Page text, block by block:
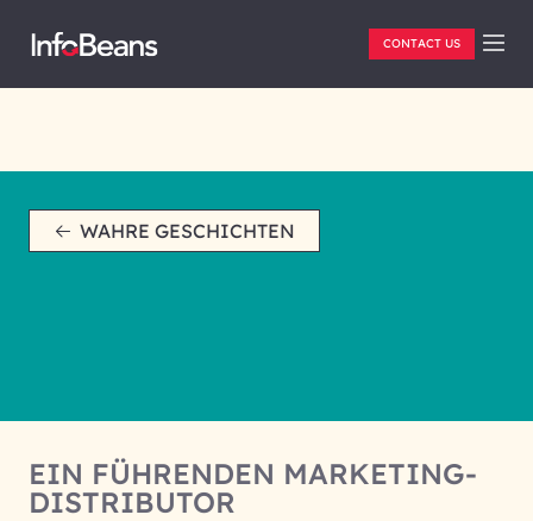
CONTACT US
WAHRE GESCHICHTEN
EIN FÜHRENDEN MARKETING-
DISTRIBUTOR